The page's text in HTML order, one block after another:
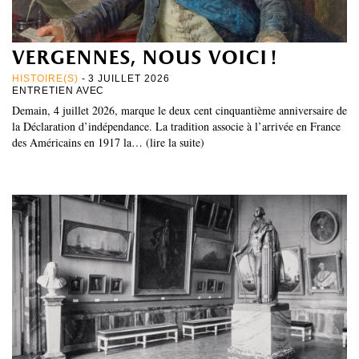
vergennes, nous voici !
HISTOIRE(S) - 3 JUILLET 2026
ENTRETIEN AVEC
Demain, 4 juillet 2026, marque le deux cent cinquantième anniversaire de
la Déclaration d’indépendance. La tradition associe à l’arrivée en France
des Américains en 1917 la… (lire la suite)